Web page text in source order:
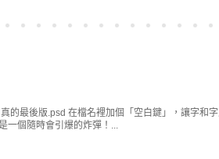
的最後版.psd 在檔名裡加個「空白鍵」，讓字和
一個隨時會引爆的炸彈！...